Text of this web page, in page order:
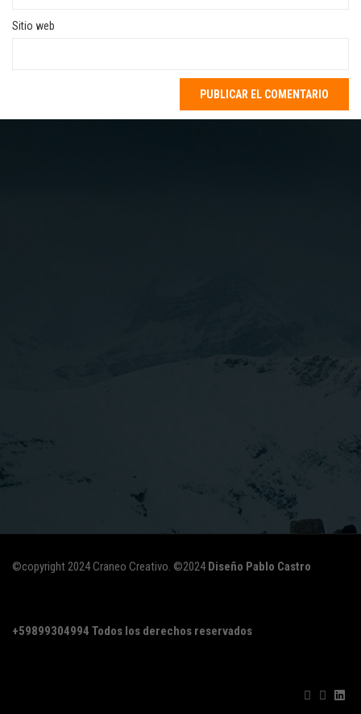
Sitio web
©copyright 2024 Craneo Creativo. ©2024Diseño Pablo Castro
+59899304994 Todos los derechos reservados